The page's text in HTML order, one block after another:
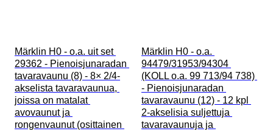
Märklin H0 - o.a. uit set
29362 - Pienoisjunaradan
tavaravaunu (8) - 8× 2/4-
akselista tavaravaunua,
joissa on matalat
avovaunut ja
rongenvaunut (osittainen
Märklin H0 - o.a.
94479/31953/94304
(KOLL o.a. 99 713/94 738)
- Pienoisjunaradan
tavaravaunu (12) - 12 kpl
2-akselisia suljettuja
tavaravaunuja ja